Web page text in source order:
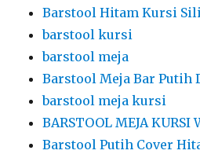
Barstool Hitam Kursi
barstool kursi
barstool meja
Barstool Meja Bar Putih
barstool meja kursi
BARSTOOL MEJA KURSI
Barstool Putih Cover